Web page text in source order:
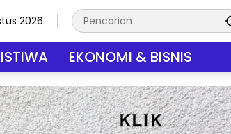
2026
EKONOMI & BISNIS